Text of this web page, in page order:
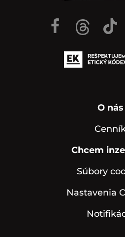
O nás
Chcem
Súbory
Nastavenia